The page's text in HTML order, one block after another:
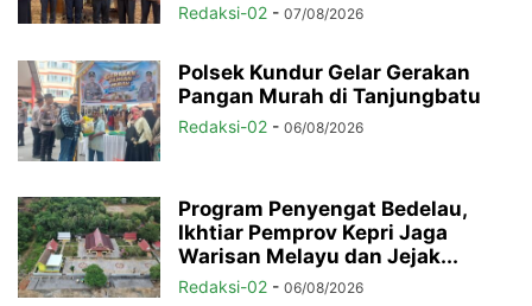
Redaksi-02 - 07/08/2026
Polsek Kundur Gelar Gerakan
Pangan Murah di Tanjungbatu
Redaksi-02 - 06/08/2026
Program Penyengat Bedelau,
Ikhtiar Pemprov Kepri Jaga
Warisan Melayu dan Jejak...
Redaksi-02 - 06/08/2026